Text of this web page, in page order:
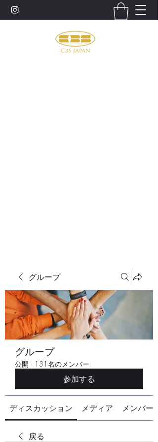
グループ
グループ
公開 · 131名のメンバー
参加する
ディスカッション メディア メンバー
戻る